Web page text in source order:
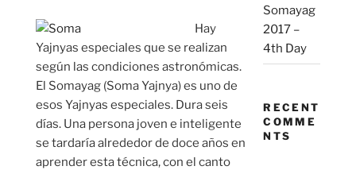
Hay
Yajnyas especiales que se realizan
según las condiciones astronómicas.
El Somayag (Soma Yajnya) es uno de
esos Yajnyas especiales. Dura seis
días. Una persona joven e inteligente
se tardaría alrededor de doce años en
aprender esta técnica, con el canto
Somayag
2017 –
4th Day
RECENT
COMME
NTS